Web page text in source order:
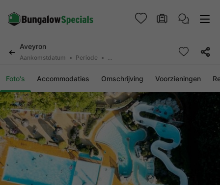
Aveyron
Aankomstdatum Periode 2 deelnemers, 0 huisdier
Foto's Accommodaties Omschrijving Voorzieningen